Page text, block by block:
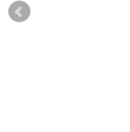
Q) 初期温度の表記につ